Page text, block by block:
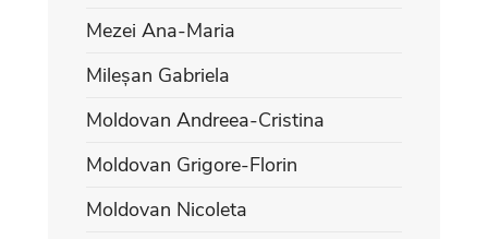
Mezei Ana-Maria
Mileșan Gabriela
Moldovan Andreea-Cristina
Moldovan Grigore-Florin
Moldovan Nicoleta